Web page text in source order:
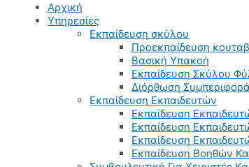
Αρχική
Υπηρεσίες
Εκπαίδευση σκύλου
Προεκπαίδευση
Βασική Υπακοή
Εκπαίδευση Σκύλου
Διόρθωση
Εκπαίδευση Εκπαιδευτών
Εκπαίδευση
Εκπαίδευση
Εκπαίδευση
Εκπαίδευση Βοηθών